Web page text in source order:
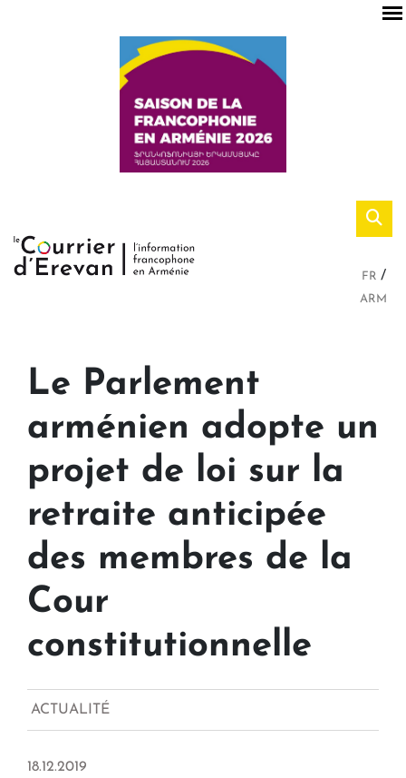
FR
ARM
Le Parlement
arménien adopte un
projet de loi sur la
retraite anticipée
des membres de la
Cour
constitutionnelle
ACTUALITÉ
18.12.2019